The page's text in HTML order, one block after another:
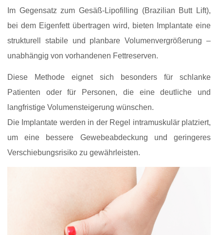
Im Gegensatz zum Gesäß-Lipofilling (Brazilian Butt Lift),
bei dem Eigenfett übertragen wird, bieten Implantate eine
strukturell stabile und planbare Volumenvergrößerung –
unabhängig von vorhandenen Fettreserven.
Diese Methode eignet sich besonders für schlanke
Patienten oder für Personen, die eine deutliche und
langfristige Volumensteigerung wünschen.
Die Implantate werden in der Regel intramuskulär platziert,
um eine bessere Gewebeabdeckung und geringeres
Verschiebungsrisiko zu gewährleisten.